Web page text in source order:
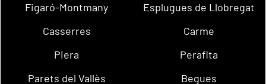
Figaró-Montmany
Esplugues de Llobregat
Casserres
Carme
Piera
Perafita
Parets del Vallès
Begues